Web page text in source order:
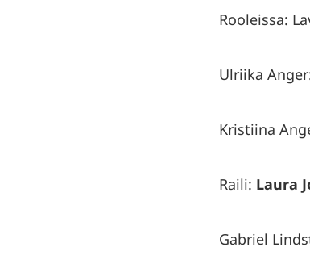
Rooleissa:
Ulriika
Kristiina
Raili: Laura
Gabriel